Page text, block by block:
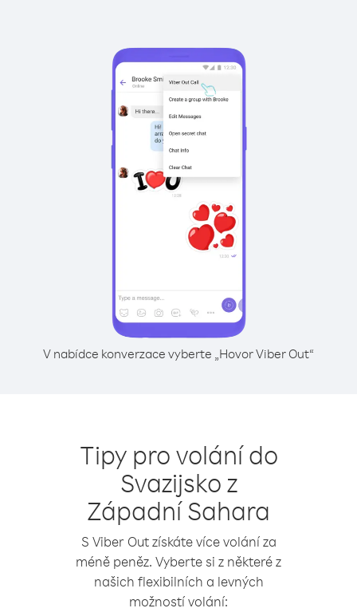
V nabídce konverzace vyberte „Hovor Viber Out“
Tipy pro volání do
Svazijsko z
Západní Sahara
S Viber Out získáte více volání za
méně peněz. Vyberte si z některé z
našich flexibilních a levných
možností volání: